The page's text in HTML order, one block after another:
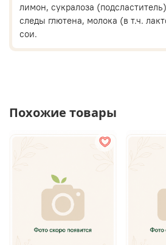
лимон, сукралоза
следы глютена, молока (в т.ч.
сои.
Похожие товары